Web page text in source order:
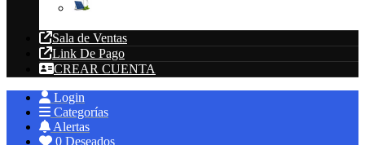
Sala de Ventas
Link De Pago
CREAR CUENTA
Login
Categorías
Alertas
0 Deseados